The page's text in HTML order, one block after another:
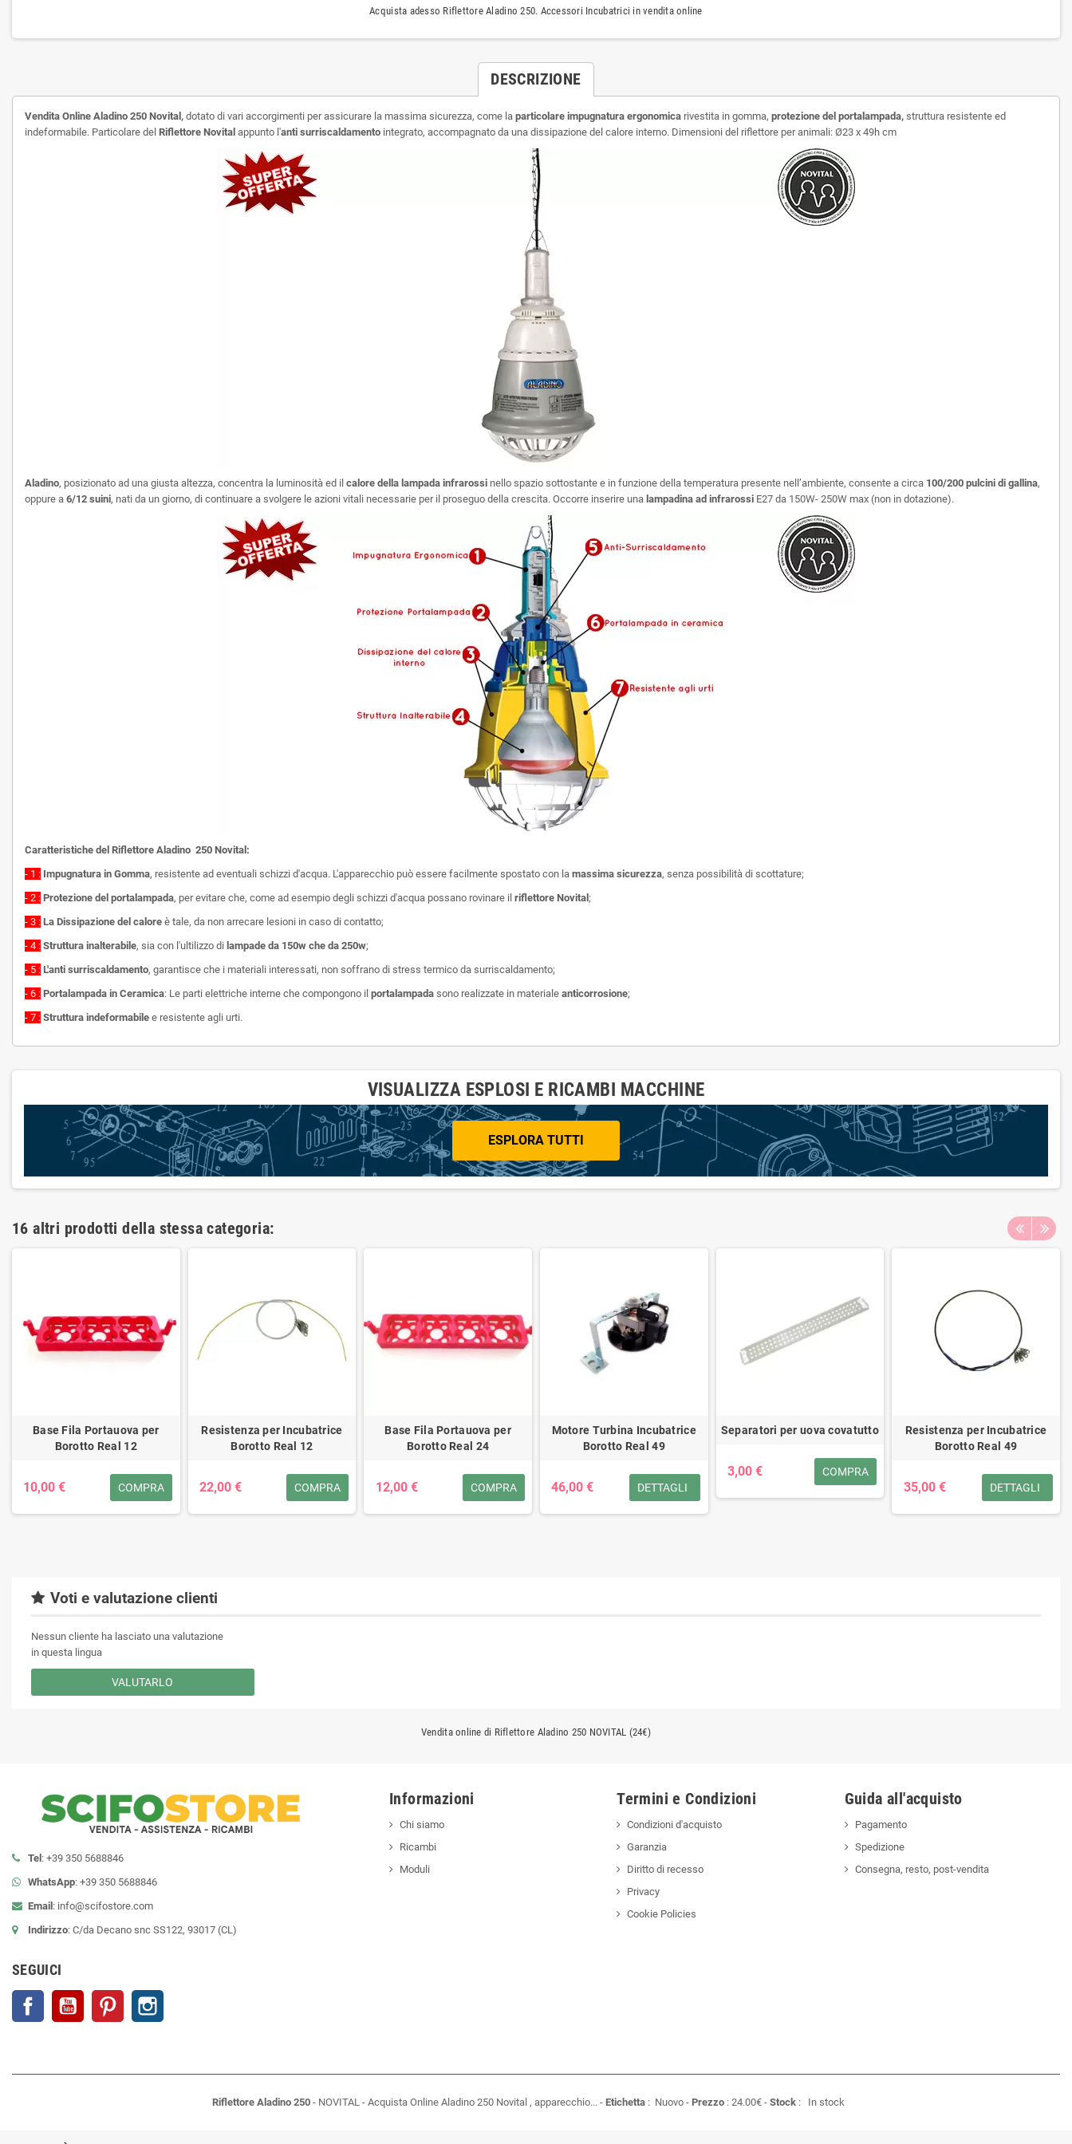
Acquista adesso Riflettore Aladino 250. Accessori Incubatrici in vendita online
DESCRIZIONE
Vendita Online Aladino 250 Novital, dotato di vari accorgimenti per assicurare la massima sicurezza, come la particolare impugnatura ergonomica rivestita in gomma, protezione del portalampada, struttura resistente ed
indeformabile. Particolare del Riflettore Novital appunto l'anti surriscaldamento integrato, accompagnato da una dissipazione del calore interno. Dimensioni del riflettore per animali: Ø23 x 49h cm
Aladino, posizionato ad una giusta altezza, concentra la luminosità ed il calore della lampada infrarossi nello spazio sottostante e in funzione della temperatura presente nell’ambiente, consente a circa 100/200 pulcini di gallina,
oppure a 6/12 suini, nati da un giorno, di continuare a svolgere le azioni vitali necessarie per il proseguo della crescita. Occorre inserire una lampadina ad infrarossi E27 da 150W- 250W max (non in dotazione).
Caratteristiche del Riflettore Aladino 250 Novital:
- 1 : Impugnatura in Gomma, resistente ad eventuali schizzi d'acqua. L'apparecchio può essere facilmente spostato con la massima sicurezza, senza possibilità di scottature;
- 2 : Protezione del portalampada, per evitare che, come ad esempio degli schizzi d'acqua possano rovinare il riflettore Novital;
- 3 : La Dissipazione del calore è tale, da non arrecare lesioni in caso di contatto;
- 4 : Struttura inalterabile, sia con l'ultilizzo di lampade da 150w che da 250w;
- 5 : L'anti surriscaldamento, garantisce che i materiali interessati, non soffrano di stress termico da surriscaldamento;
- 6 : Portalampada in Ceramica: Le parti elettriche interne che compongono il portalampada sono realizzate in materiale anticorrosione;
- 7 : Struttura indeformabile e resistente agli urti.
VISUALIZZA ESPLOSI E RICAMBI MACCHINE
ESPLORA TUTTI
16 altri prodotti della stessa categoria:
Base Fila Portauova per
Borotto Real 12
10,00 € COMPRA
Resistenza per Incubatrice
Borotto Real 12
22,00 € COMPRA
Base Fila Portauova per
Borotto Real 24
12,00 € COMPRA
Motore Turbina Incubatrice
Borotto Real 49
46,00 € DETTAGLI
Separatori per uova covatutto
3,00 € COMPRA
Resistenza per Incubatrice
Borotto Real 49
35,00 € DETTAGLI
Voti e valutazione clienti
Nessun cliente ha lasciato una valutazione
in questa lingua
VALUTARLO
Vendita online di Riflettore Aladino 250 NOVITAL (24€)
Tel: +39 350 5688846
WhatsApp: +39 350 5688846
Email: info@scifostore.com
Indirizzo: C/da Decano snc SS122, 93017 (CL)
SEGUICI
Facebook YouTube Pinterest
Informazioni
Chi siamo
Ricambi
Moduli
Termini e Condizioni
Condizioni d'acquisto
Garanzia
Diritto di recesso
Privacy
Cookie Policies
Guida all'acquisto
Pagamento
Spedizione
Consegna, resto, post-vendita
Riflettore Aladino 250- NOVITAL- Acquista Online Aladino 250 Novital , apparecchio...- Etichetta: Nuovo- Prezzo: 24.00€- Stock: In stock